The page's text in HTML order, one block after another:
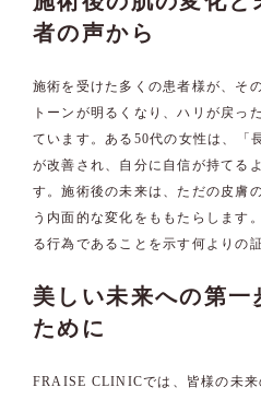
者の声から
施術を受けた多くの患者様が、そ
トーンが明るくなり、ハリが戻っ
ています。ある50代の女性は、「
が改善され、自分に自信が持てる
す。施術後の未来は、ただの皮膚
う内面的な変化をももたらします
る行為であることを示す何よりの
美しい未来への第一
ために
FRAISE CLINICでは、皆様の未